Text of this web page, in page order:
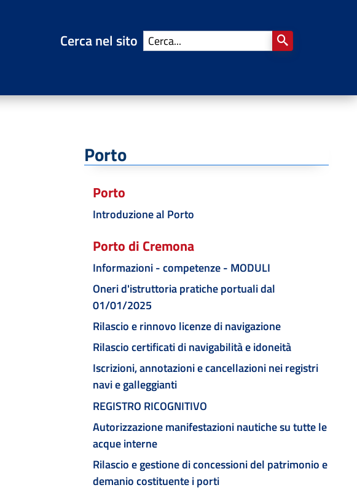
Cerca nel sito
Porto
Porto
Introduzione al Porto
Porto di Cremona
Informazioni - competenze - MODULI
Oneri d'istruttoria pratiche portuali dal
01/01/2025
Rilascio e rinnovo licenze di navigazione
Rilascio certificati di navigabilità e idoneità
Iscrizioni, annotazioni e cancellazioni nei registri
navi e galleggianti
REGISTRO RICOGNITIVO
Autorizzazione manifestazioni nautiche su tutte le
acque interne
Rilascio e gestione di concessioni del patrimonio e
demanio costituente i porti